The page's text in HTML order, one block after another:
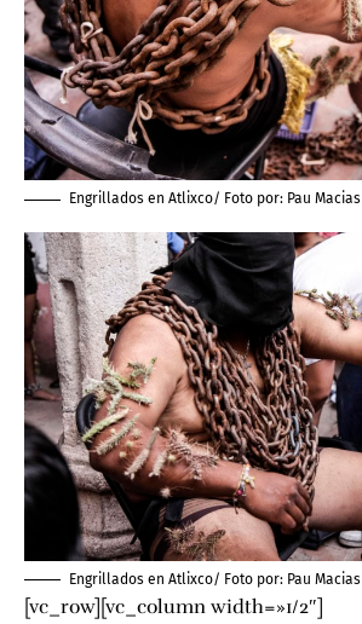
Engrillados en Atlixco/ Foto por: Pau Macias
Engrillados en Atlixco/ Foto por: Pau Macias
[vc_row][vc_column width=»1/2″]